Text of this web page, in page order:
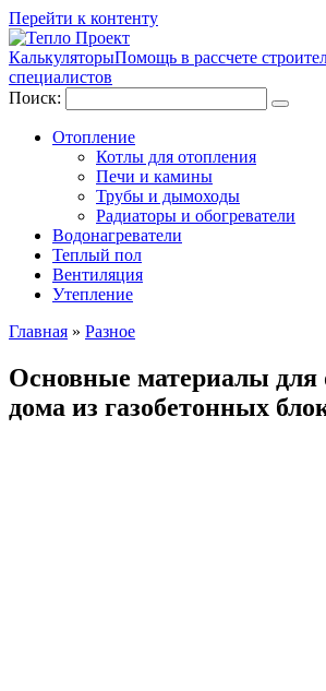
Перейти к контенту
КалькуляторыПомощь в рассчете
специалистов
Поиск:
Отопление
Котлы для отопления
Печи и камины
Трубы и дымоходы
Радиаторы и обогреватели
Водонагреватели
Теплый пол
Вентиляция
Утепление
Главная » Разное
Основные материалы для
дома из газобетонных